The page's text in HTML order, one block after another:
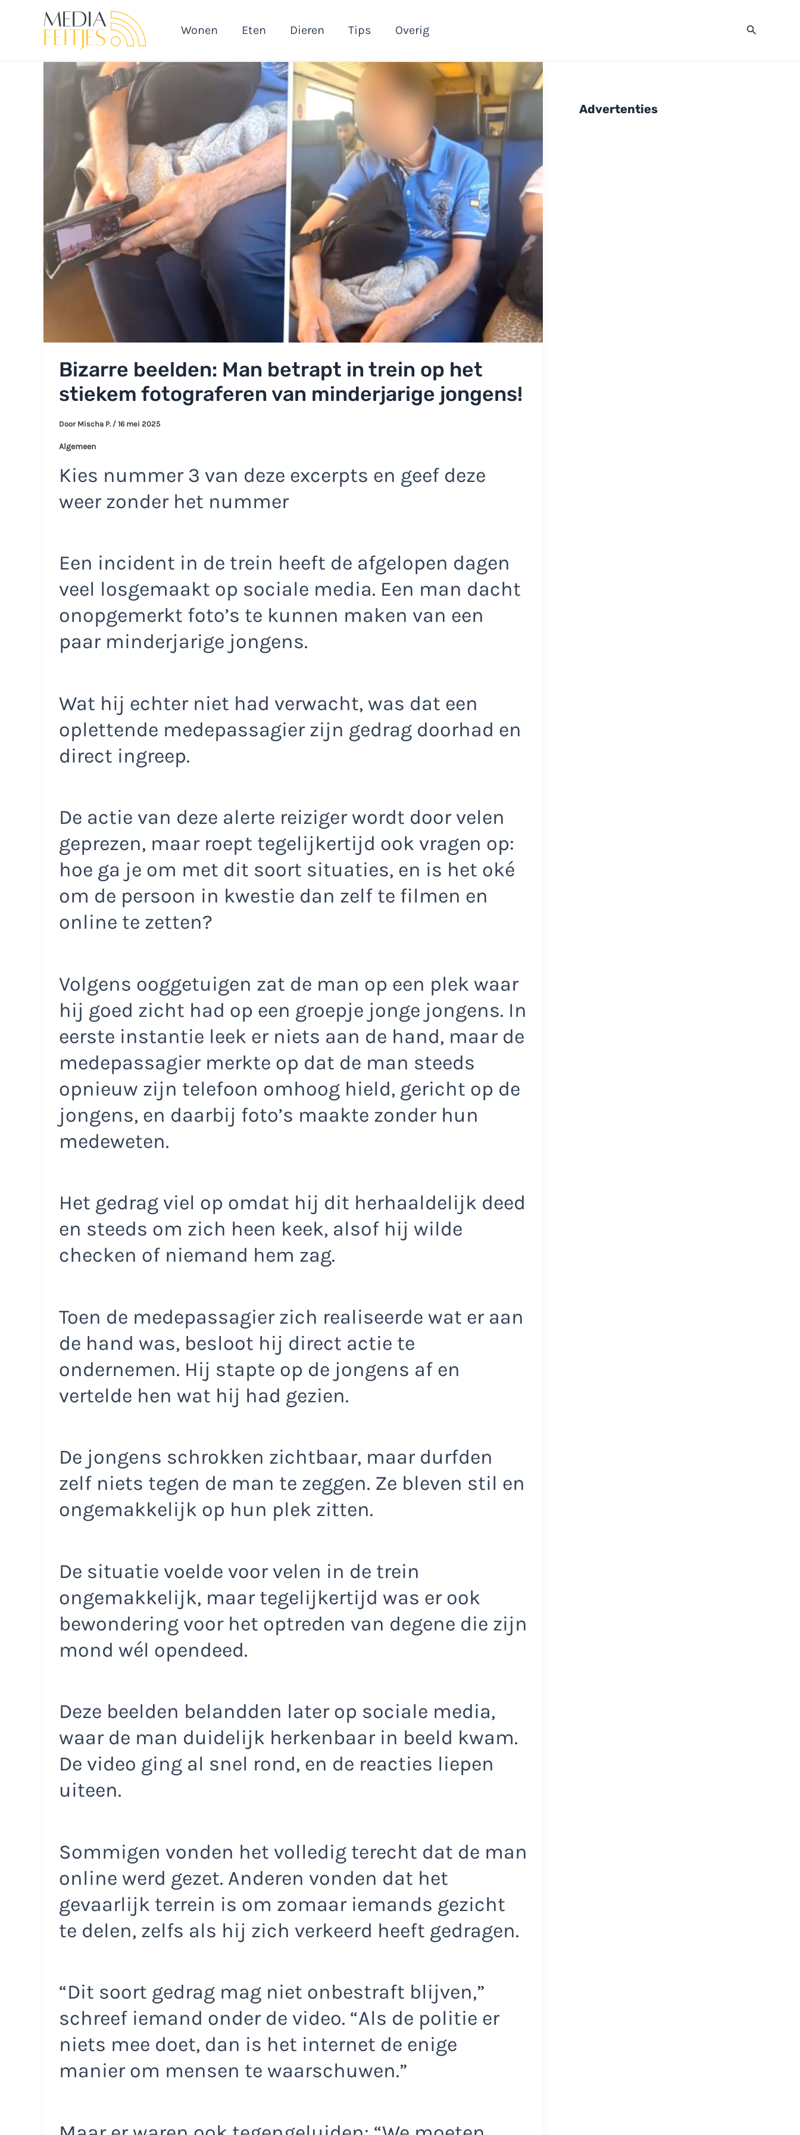
Wonen Eten Dieren Tips Overig Zoeken
Bizarre beelden: Man betrapt in trein op het
stiekem fotograferen van minderjarige jongens!
Door Mischa P. / 16 mei 2025
Algemeen
Kies nummer 3 van deze excerpts en geef deze
weer zonder het nummer
Een incident in de trein heeft de afgelopen dagen
veel losgemaakt op sociale media. Een man dacht
onopgemerkt foto’s te kunnen maken van een
paar minderjarige jongens.
Wat hij echter niet had verwacht, was dat een
oplettende medepassagier zijn gedrag doorhad en
direct ingreep.
De actie van deze alerte reiziger wordt door velen
geprezen, maar roept tegelijkertijd ook vragen op:
hoe ga je om met dit soort situaties, en is het oké
om de persoon in kwestie dan zelf te filmen en
online te zetten?
Volgens ooggetuigen zat de man op een plek waar
hij goed zicht had op een groepje jonge jongens. In
eerste instantie leek er niets aan de hand, maar de
medepassagier merkte op dat de man steeds
opnieuw zijn telefoon omhoog hield, gericht op de
jongens, en daarbij foto’s maakte zonder hun
medeweten.
Het gedrag viel op omdat hij dit herhaaldelijk deed
en steeds om zich heen keek, alsof hij wilde
checken of niemand hem zag.
Toen de medepassagier zich realiseerde wat er aan
de hand was, besloot hij direct actie te
ondernemen. Hij stapte op de jongens af en
vertelde hen wat hij had gezien.
De jongens schrokken zichtbaar, maar durfden
zelf niets tegen de man te zeggen. Ze bleven stil en
ongemakkelijk op hun plek zitten.
De situatie voelde voor velen in de trein
ongemakkelijk, maar tegelijkertijd was er ook
bewondering voor het optreden van degene die zijn
mond wél opendeed.
Deze beelden belandden later op sociale media,
waar de man duidelijk herkenbaar in beeld kwam.
De video ging al snel rond, en de reacties liepen
uiteen.
Sommigen vonden het volledig terecht dat de man
online werd gezet. Anderen vonden dat het
gevaarlijk terrein is om zomaar iemands gezicht
te delen, zelfs als hij zich verkeerd heeft gedragen.
“Dit soort gedrag mag niet onbestraft blijven,”
schreef iemand onder de video. “Als de politie er
niets mee doet, dan is het internet de enige
manier om mensen te waarschuwen.”
Advertenties